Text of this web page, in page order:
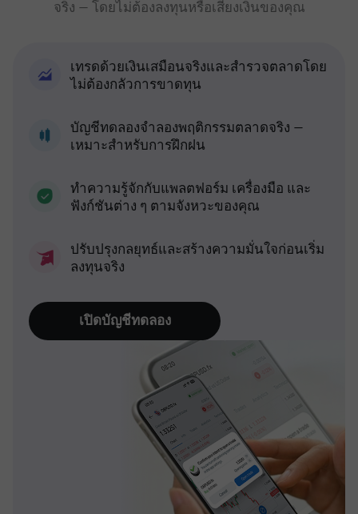
จริง — โดยไม่ต้องลงทุนหรือเสี่ยงเงินของคุณ
เทรดด้วยเงินเสมือนจริงและสำรวจตลาดโดย
ไม่ต้องกลัวการขาดทุน
บัญชีทดลองจำลองพฤติกรรมตลาดจริง —
เหมาะสำหรับการฝึกฝน
ทำความรู้จักกับแพลตฟอร์ม เครื่องมือ และ
ฟังก์ชันต่าง ๆ ตามจังหวะของคุณ
ปรับปรุงกลยุทธ์และสร้างความมั่นใจก่อนเริ่ม
ลงทุนจริง
เปิดบัญชีทดลอง